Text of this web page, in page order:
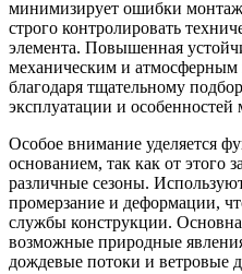
минимизирует ошибки
строго контролировать
элемента. Повышенная
механическим и атмосферным
благодаря тщательному
эксплуатации и особенностей
Особое внимание уделяется
основанием, так как от этого
различные сезоны.
промерзание и деформации,
службы конструкции.
возможные природные
дождевые потоки и ветровые